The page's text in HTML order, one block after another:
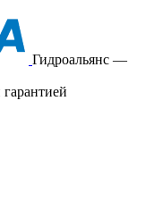
Гидроальянс —